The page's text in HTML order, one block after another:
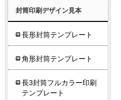
封筒印刷デザイン見本
長形封筒テンプレート
角形封筒テンプレート
長3封筒フルカラー印刷
テンプレート